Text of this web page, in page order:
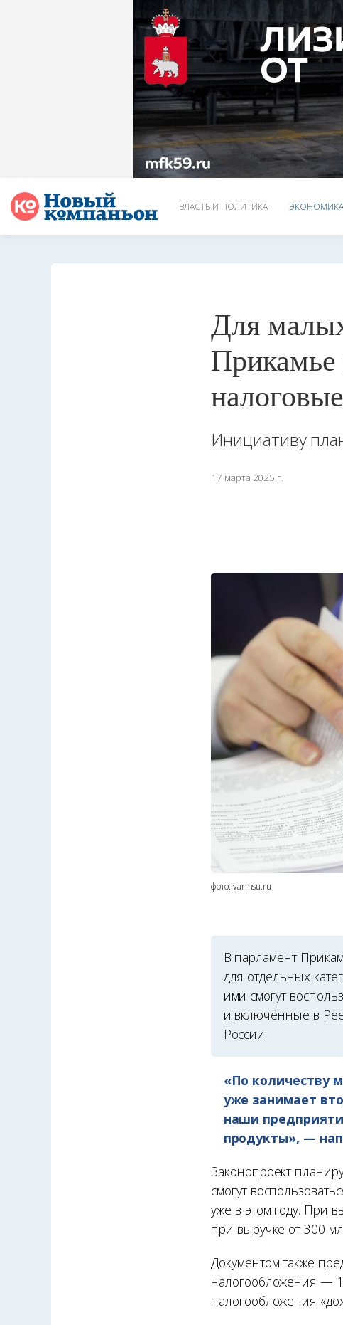
ВЛАСТЬ И ПОЛИТИКА
Для
Прикамье
Инициативу
17 марта 2025 г.
фото: varmsu.ru
В парламент
для отдельных
ими смогут
и включённые в
России.
«По количеству
уже занимает
наши
продукты», —
Законопроект
смогут
уже в этом году. При
при выручке от 300
Документом также
налогообложения —
налогообложения